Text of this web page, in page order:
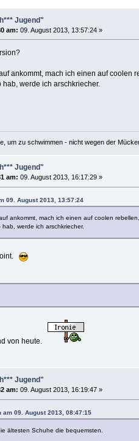
Jugend"
am: 09. August 2013, 13:57:24 »
ankommt, mach ich einen auf coolen
werde ich arschkriecher.
um zu schwimmen - nicht wegen der
Jugend"
am: 09. August 2013, 16:17:29 »
09. August 2013, 13:57:24
ankommt, mach ich einen auf coolen rebellen,
werde ich arschkriecher.
von heute.
Jugend"
am: 09. August 2013, 16:19:47 »
am 09. August 2013, 08:47:15
ältesten Schuhe die bequemsten.